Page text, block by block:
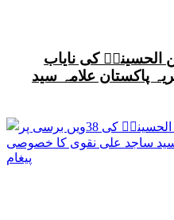
الحسینیؒ کی نایاب
پاکستان علامہ سید